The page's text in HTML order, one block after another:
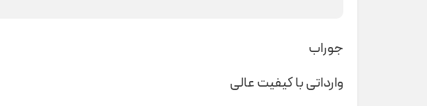
جوراب
وارداتی با کیفیت عالی